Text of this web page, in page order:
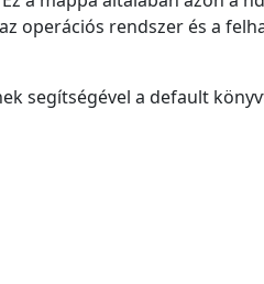
operációs rendszer és a
segítségével a default